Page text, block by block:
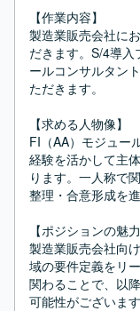
【作業内容】
製造業販売会社に
だきます。S/4導入
ールコンサルタン
ただきます。
【求める人物像】
FI（AA）モジュー
経験を活かして主
ります。一人称で
整理・合意形成を
【ポジションの魅力
製造業販売会社向
域の要件定義をリ
関わることで、以
可能性がございます